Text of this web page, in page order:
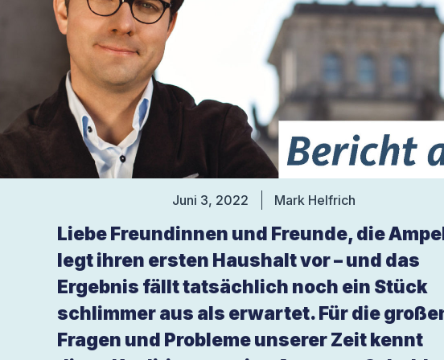
Juni 3, 2022 Mark Helfrich
Liebe Freundinnen und Freunde, die
legt ihren ersten Haushalt vor – und das
Ergebnis fällt tatsächlich noch ein Stück
schlimmer aus als erwartet. Für die
Fragen und Probleme unserer Zeit kennt